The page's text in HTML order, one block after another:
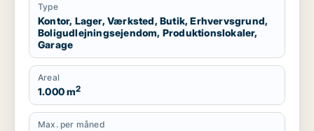
Type
Kontor, Lager, Værksted, Butik, Erhvervsgrund,
Boligudlejningsejendom, Produktionslokaler,
Garage
Areal
1.000 m2
Max. per måned